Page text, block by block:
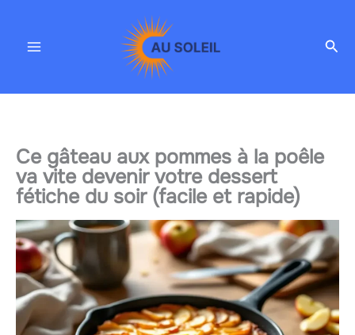
contenu
Ce gâteau aux pommes à la poêle
va vite devenir votre dessert
fétiche du soir (facile et rapide)